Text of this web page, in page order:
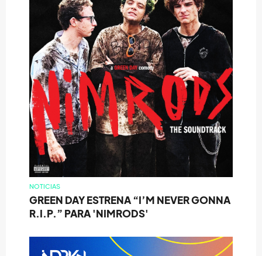
NOTICIAS
GREEN DAY ESTRENA “I’M NEVER GONNA
R.I.P.” PARA 'NIMRODS'